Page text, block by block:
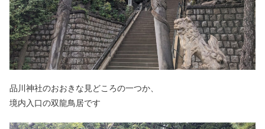
品川神社のおおきな見どころの一つか、
境内入口の双龍鳥居です